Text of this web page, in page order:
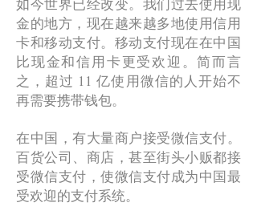
添加好友的方式普遍用于多人聚集的
活动或会议室，可以通过创建私人房
间并设置四位数代码来完成。当其他
人输入相同的代码时，可以将他们拉
入群组。
雷达，这是一种好友搜索功能。附近
并且正在打开朋友雷达。
但最流行的添加好友的方式，尤其是
金的地方，现在越来越多地使用信用
卡和移动支付。移动支付现在在中国
比现金和信用卡更受欢迎。简而言
之，超过 11 亿使用微信的人开始不
再需要携带钱包。
在中国，有大量商户接受微信支付。
百货公司、商店，甚至街头小贩都接
受微信支付，使微信支付成为中国最
受欢迎的支付系统。